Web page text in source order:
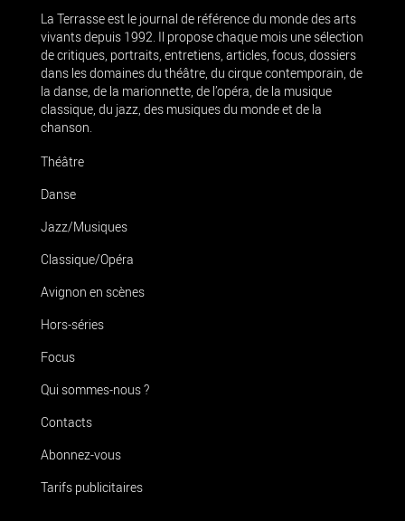
La Terrasse est le journal de référence du monde des arts
vivants depuis 1992. Il propose chaque mois une sélection
de critiques, portraits, entretiens, articles, focus, dossiers
dans les domaines du théâtre, du cirque contemporain, de
la danse, de la marionnette, de l’opéra, de la musique
classique, du jazz, des musiques du monde et de la
chanson.
Théâtre
Danse
Jazz/Musiques
Classique/Opéra
Avignon en scènes
Hors-séries
Focus
Qui sommes-nous ?
Contacts
Abonnez-vous
Tarifs publicitaires